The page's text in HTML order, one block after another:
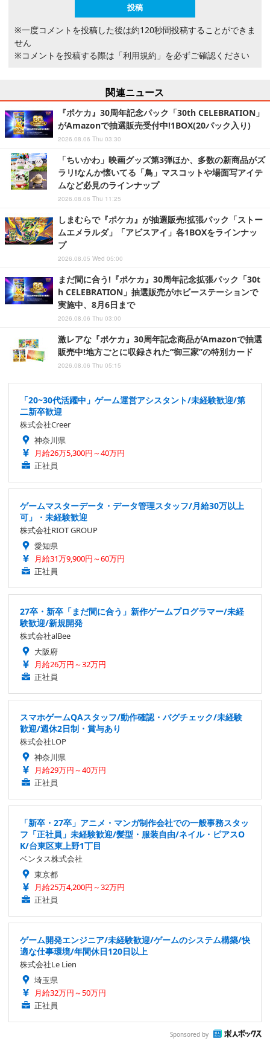
※一度コメントを投稿した後は約120秒間投稿することができま
せん
※コメントを投稿する際は 「利用規約」 を必ずご確認ください
関連ニュース
『ポケカ』30周年記念パック「30th CELEBRATION」
がAmazonで抽選販売受付中!1BOX(20パック入り)
2026.08.06 Thu 03:30
「ちいかわ」映画グッズ第3弾ほか、多数の新商品がズ
ラリ!なんか懐いてる「鳥」マスコットや場面写アイテ
ムなど必見のラインナップ
2026.08.06 Thu 11:25
しまむらで『ポケカ』が抽選販売!拡張パック「ストー
ムエメラルダ」「アビスアイ」各1BOXをラインナッ
プ
2026.08.05 Wed 05:00
まだ間に合う!『ポケカ』30周年記念拡張パック「30t
h CELEBRATION」抽選販売がホビーステーションで
実施中、8月6日まで
2026.08.06 Thu 03:00
激レアな『ポケカ』30周年記念商品がAmazonで抽選
販売中!地方ごとに収録された“御三家”の特別カード
2026.08.06 Thu 05:15
「20~30代活躍中」ゲーム運営アシスタント/未経験歓迎/第
二新卒歓迎
株式会社Creer
神奈川県
月給26万5,300円～40万円
正社員
ゲームマスターデータ・データ管理スタッフ/月給30万以上
可」・未経験歓迎
株式会社RIOT GROUP
愛知県
月給31万9,900円～60万円
正社員
27卒・新卒「まだ間に合う」新作ゲームプログラマー/未経
験歓迎/新規開発
株式会社alBee
大阪府
月給26万円～32万円
正社員
スマホゲームQAスタッフ/動作確認・バグチェック/未経験
歓迎/週休2日制・賞与あり
株式会社LOP
神奈川県
月給29万円～40万円
正社員
「新卒・27卒」アニメ・マンガ制作会社での一般事務スタッ
フ「正社員」未経験歓迎/髪型・服装自由/ネイル・ピアスO
K/台東区東上野1丁目
ベンタス株式会社
東京都
月給25万4,200円～32万円
正社員
ゲーム開発エンジニア/未経験歓迎/ゲームのシステム構築/快
適な仕事環境/年間休日120日以上
株式会社Le Lien
埼玉県
月給32万円～50万円
正社員
Sponsored by